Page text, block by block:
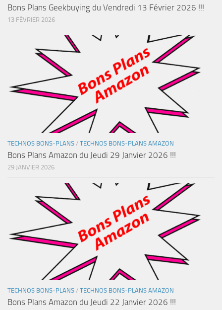
Bons Plans Geekbuying du Vendredi 13 Février 2026 !!!
13 FÉVRIER 2026
TECHNOS BONS-PLANS / TECHNOS BONS-PLANS AMAZON
Bons Plans Amazon du Jeudi 29 Janvier 2026 !!!
29 JANVIER 2026
TECHNOS BONS-PLANS / TECHNOS BONS-PLANS AMAZON
Bons Plans Amazon du Jeudi 22 Janvier 2026 !!!